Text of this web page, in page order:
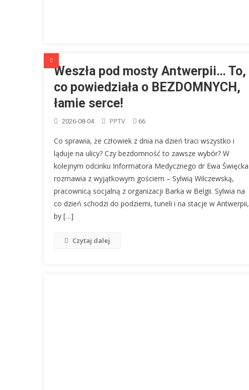
Weszła pod mosty Antwerpii… To,
co powiedziała o BEZDOMNYCH,
łamie serce!
2026-08-04 PPTV 66
Co sprawia, że człowiek z dnia na dzień traci wszystko i
ląduje na ulicy? Czy bezdomność to zawsze wybór? W
kolejnym odcinku Informatora Medycznego dr Ewa Święcka
rozmawia z wyjątkowym gościem – Sylwią Wilczewską,
pracownicą socjalną z organizacji Barka w Belgii. Sylwia na
co dzień schodzi do podziemi, tuneli i na stacje w Antwerpii,
by […]
Czytaj dalej